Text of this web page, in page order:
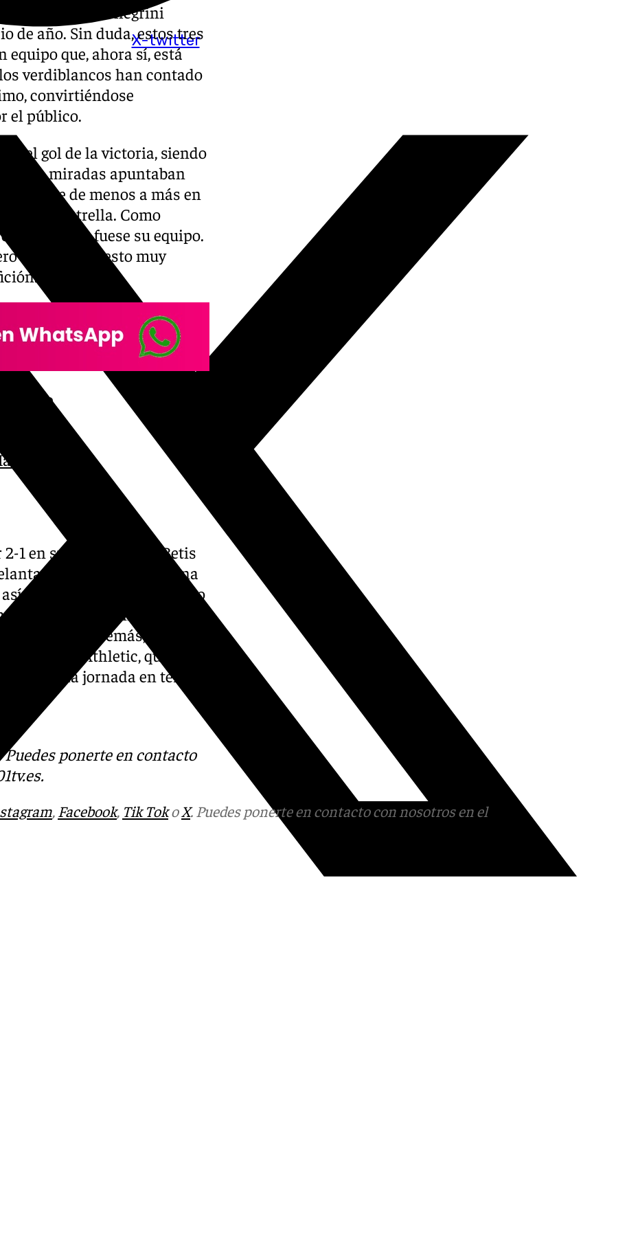
X-twitter
que los de Pellegrini
de año. Sin duda, estos tres
equipo que, ahora sí, está
verdiblancos han contado
convirtiéndose
el público.
el gol de la victoria, siendo
las miradas apuntaban
que fue de menos a más en
en su estrella. Como
el que fuese su equipo.
ha sido un gesto muy
1, 2025
1 en su visita al Real Betis
de forma temprana
así en su lucha por el liderato
el FC Barcelona en la
Sociedad. Además, estará
ante el Athletic, que
final de la jornada en tercera
. Puedes ponerte en contacto
.
, Facebook, Tik TokoX. Puedes ponerte en contacto con nosotros en el